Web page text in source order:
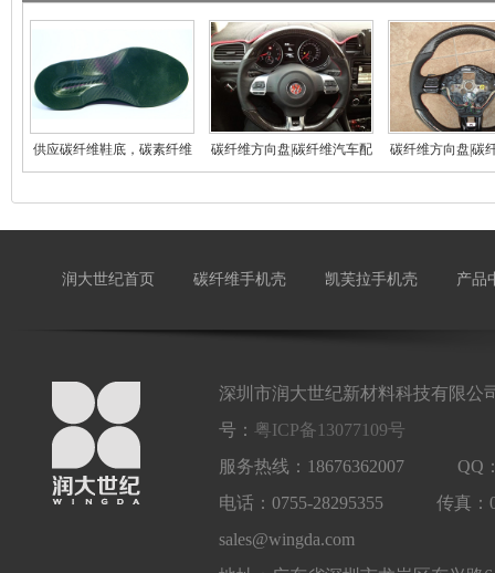
供应碳纤维鞋底，碳素纤维
鞋
碳纤维方向盘|碳纤维汽车配
件
碳纤维方向盘|碳
件
润大世纪首页 碳纤维手机壳 凯芙拉手机壳 产品
深圳市润大世纪新材料科技有限
号： 粤ICP备13077109号
服务热线：18676362007 QQ
电话：0755-28295355 传真
sales@wingda.com